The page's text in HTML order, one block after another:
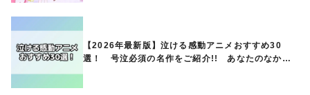
【2026年最新版】泣ける感動アニメおすすめ30
選！ 号泣必須の名作をご紹介!! あなたのなかの